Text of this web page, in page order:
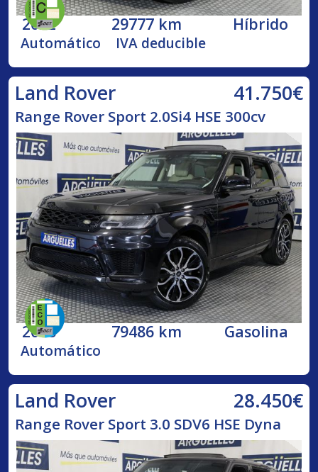
2022 29777 km Híbrido
Automático IVA deducible
Land Rover 41.750€
Range Rover Sport 2.0Si4 HSE 300cv
2018 79486 km Gasolina
Automático
Land Rover 28.450€
Range Rover Sport 3.0 SDV6 HSE Dyna